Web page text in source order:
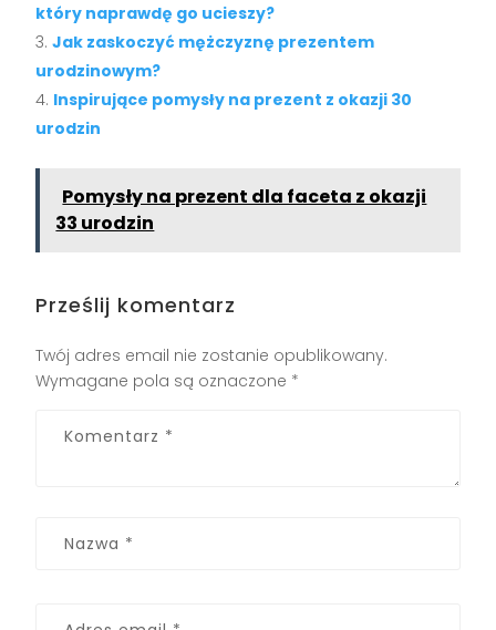
który naprawdę go ucieszy?
Jak zaskoczyć mężczyznę prezentem
urodzinowym?
Inspirujące pomysły na prezent z okazji 30
urodzin
Pomysły na prezent dla faceta z okazji
33 urodzin
Prześlij komentarz
Twój adres email nie zostanie opublikowany.
Wymagane pola są oznaczone *